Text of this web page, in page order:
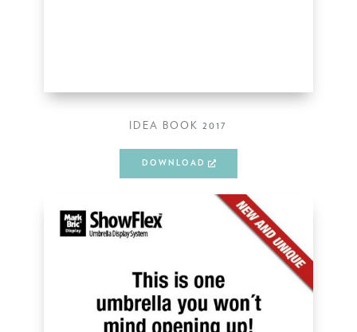
IDEA BOOK 2017
DOWNLOAD